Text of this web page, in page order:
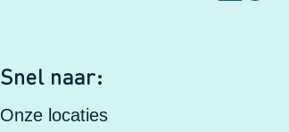
Snel naar:
Onze locaties